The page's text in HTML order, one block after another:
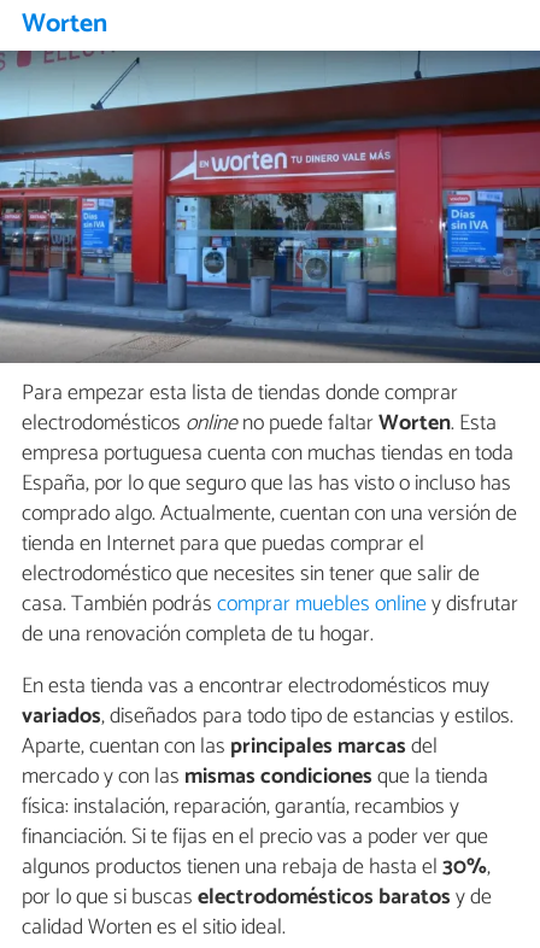
Worten
Para empezar esta lista de tiendas donde comprar
electrodomésticos onlineno puede faltarWorten. Esta
empresa portuguesa cuenta con muchas tiendas en toda
España, por lo que seguro que las has visto o incluso has
comprado algo. Actualmente, cuentan con una versión de
tienda en Internet para que puedas comprar el
electrodoméstico que necesites sin tener que salir de
casa. También podráscomprar muebles onliney disfrutar
de una renovación completa de tu hogar.
En esta tienda vas a encontrar electrodomésticos muy
variados, diseñados para todo tipo de estancias y estilos.
Aparte, cuentan con las principales marcasdel
mercado y con las mismas condicionesque la tienda
física: instalación, reparación, garantía, recambios y
financiación. Si te fijas en el precio vas a poder ver que
algunos productos tienen una rebaja de hasta el30%,
por lo que si buscaselectrodomésticos baratosy de
calidad Worten es el sitio ideal.